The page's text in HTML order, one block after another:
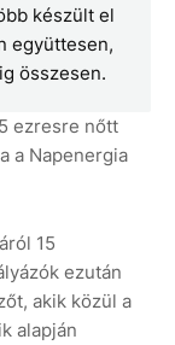
készült el
együttesen,
összesen.
ezresre nőtt
a Napenergia
15
ezután
akik közül a
alapján